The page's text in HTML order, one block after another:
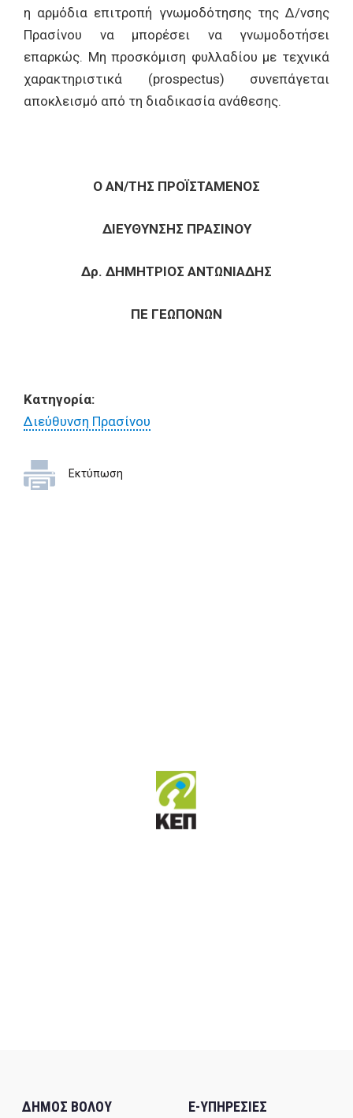
η αρμόδια επιτροπή γνωμοδότησης της Δ/νσης
Πρασίνου να μπορέσει να γνωμοδοτήσει
επαρκώς. Μη προσκόμιση φυλλαδίου με τεχνικά
χαρακτηριστικά (prospectus) συνεπάγεται
αποκλεισμό από τη διαδικασία ανάθεσης.
Ο ΑΝ/ΤΗΣ ΠΡΟΪΣΤΑΜΕΝΟΣ
ΔΙΕΥΘΥΝΣΗΣ ΠΡΑΣΙΝΟΥ
Δρ. ΔΗΜΗΤΡΙΟΣ ΑΝΤΩΝΙΑΔΗΣ
ΠΕ ΓΕΩΠΟΝΩΝ
Κατηγορία:
Διεύθυνση Πρασίνου
Εκτύπωση
ΔΗΜΟΣ ΒΟΛΟΥ E-ΥΠΗΡΕΣΙΕΣ